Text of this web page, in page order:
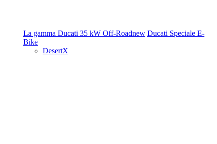
La gamma Ducati 35 kW Off-Roadnew Ducati Speciale E-
Bike
DesertX